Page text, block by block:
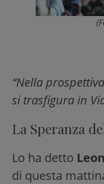
“Nella
si trasfigura in
La Speranza
Lo ha detto
di questa